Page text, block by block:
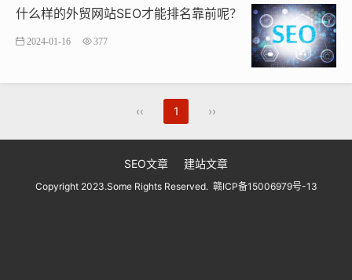
什么样的外贸网站SEO才能排名靠前呢？
2024-01-16 377
‹‹ 1 ››
SEO文章 建站文章
Copyright 2023.Some Rights Reserved. 赣ICP备15006979号-13